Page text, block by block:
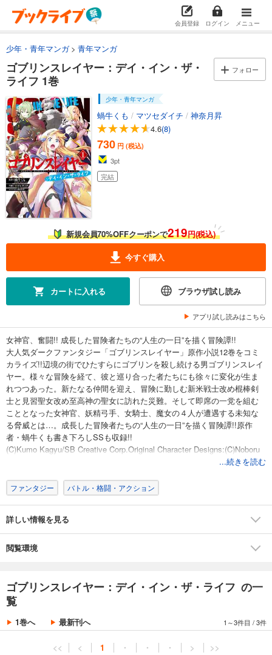
会員登録 ログイン メニュー
少年・青年マンガ 青年マンガ
ゴブリンスレイヤー：デイ・イン・ザ・
ライフ 1巻
フォロー
少年・青年マンガ
蝸牛くも / マツセダイチ / 神奈月昇
4.6(8)
730 円 (税込)
3pt
完結
新規会員70%OFFクーポンで219円(税込)
今すぐ購入
カートに入れる ブラウザ試し読み
アプリ試し読みはこちら
女神官、奮闘!! 成長した冒険者たちの“人生の一日”を描く冒険譚!!
大人気ダークファンタジー「ゴブリンスレイヤー」原作小説12巻をコミ
カライズ!!辺境の街でひたすらにゴブリンを殺し続ける男ゴブリンスレイ
ヤー。様々な冒険を経て、彼と巡り合った者たちにも徐々に変化が生ま
れつつあった。新たなる仲間を迎え、冒険に勤しむ新米戦士改め棍棒剣
士と見習聖女改め至高神の聖女に訪れた災難。そして即席の一党を組む
こととなった女神官、妖精弓手、女騎士、魔女の４人が遭遇する未知な
る脅威とは…。成長した冒険者たちの“人生の一日”を描く冒険譚!!原作
者・蝸牛くも書き下ろしSSも収録!!
(C)Kumo Kagyu/SB Creative Corp.Original Character Designs:(C)Noboru
...続きを読む
ファンタジー バトル・格闘・アクション
詳しい情報を見る
閲覧環境
ゴブリンスレイヤー：デイ・イン・ザ・ライフ の一
覧
1巻へ 最新刊へ 1～3件目 /3件
<< < 1 ・ ・ ・ > >>